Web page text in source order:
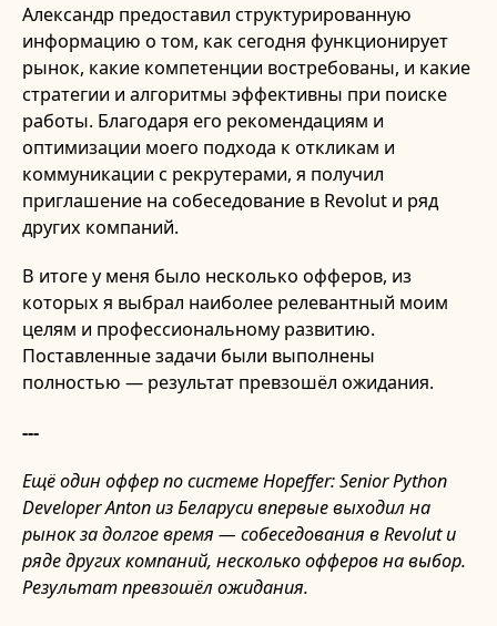
Александр предоставил структурированную
информацию о том, как сегодня функционирует
рынок, какие компетенции востребованы, и какие
стратегии и алгоритмы эффективны при поиске
работы. Благодаря его рекомендациям и
оптимизации моего подхода к откликам и
коммуникации с рекрутерами, я получил
приглашение на собеседование в Revolut и ряд
других компаний.
В итоге у меня было несколько офферов, из
которых я выбрал наиболее релевантный моим
целям и профессиональному развитию.
Поставленные задачи были выполнены
полностью — результат превзошёл ожидания.
---
Ещё один оффер по системе Hopeffer: Senior Python
Developer Anton из Беларуси впервые выходил на
рынок за долгое время — собеседования в Revolut и
ряде других компаний, несколько офферов на выбор.
Результат превзошёл ожидания.